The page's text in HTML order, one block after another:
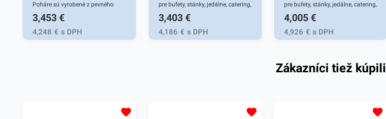
Poháre sú vyrobené z pevného
PET materiálu, vďaka čomu majú
vysokú odolnosť a trvácnosť.
Pohárik zabezpečuje skvelé
spoľahlivý prenos rôznych nápojov
3,453 €
4,248 € s DPH
pre bufety, stánky, jedálne, catering,
party a rôzne podujatia. Vhodné
na studené nápoje a koktaily,
smoothies, jogurty.
3,403 €
4,186 € s DPH
pre bufety, stánky, jedálne, catering,
party a rôzne podujatia. Vhodné
na studené nápoje a koktaily,
smoothies.
4,005 €
4,926 € s DPH
Zákazníci tiež kúpili